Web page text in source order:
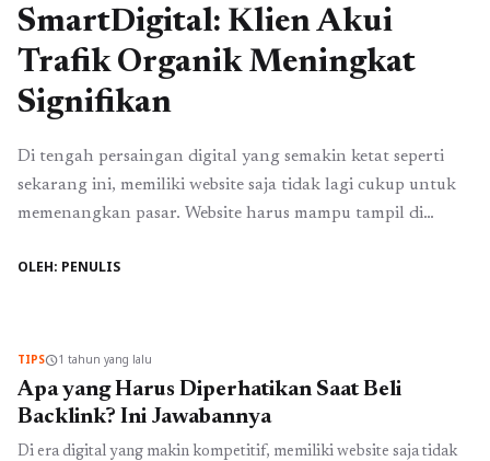
SmartDigital: Klien Akui
Trafik Organik Meningkat
Signifikan
Di tengah persaingan digital yang semakin ketat seperti
sekarang ini, memiliki website saja tidak lagi cukup untuk
memenangkan pasar. Website harus mampu tampil di
ditemukan oleh calon pelanggan. Inilah mengapa strategi
dipilih oleh ...Baca Selengkapnya
OLEH: PENULIS
TIPSschedule1 tahun yang lalu
Apa yang Harus Diperhatikan Saat Beli
Backlink? Ini Jawabannya
Di era digital yang makin kompetitif, memiliki website saja tidak